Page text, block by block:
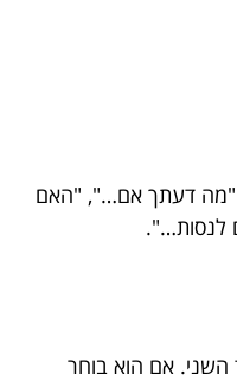
"מה דעתך אם…", "האם
לנסות…".
אם הוא בוחר